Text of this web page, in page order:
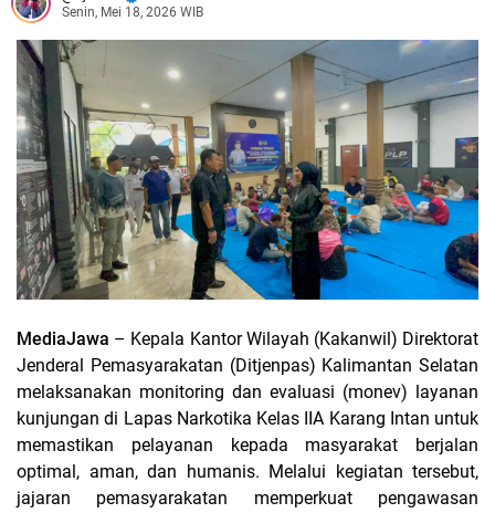
Senin, Mei 18, 2026 WIB
MediaJawa – Kepala Kantor Wilayah (Kakanwil) Direktorat
Jenderal Pemasyarakatan (Ditjenpas) Kalimantan Selatan
melaksanakan monitoring dan evaluasi (monev) layanan
kunjungan di Lapas Narkotika Kelas IIA Karang Intan untuk
memastikan pelayanan kepada masyarakat berjalan
optimal, aman, dan humanis. Melalui kegiatan tersebut,
jajaran pemasyarakatan memperkuat pengawasan